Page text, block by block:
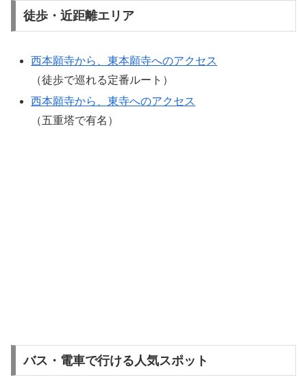
徒歩・近距離エリア
西本願寺から、東本願寺へのアクセス
（徒歩で巡れる定番ルート）
西本願寺から、東寺へのアクセス
（五重塔で有名）
バス・電車で行ける人気スポット